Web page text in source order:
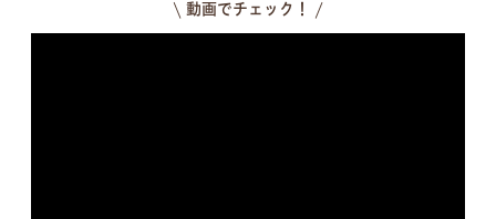
\ 動画でチェック！ /